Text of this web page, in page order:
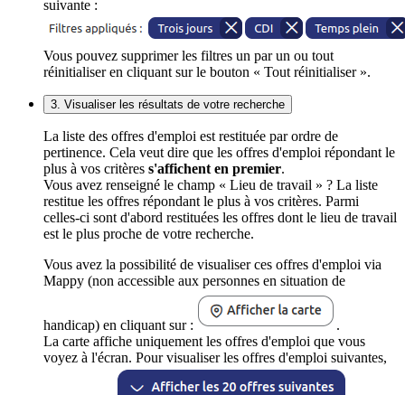
suivante :
Vous pouvez supprimer les filtres un par un ou tout
réinitialiser en cliquant sur le bouton « Tout réinitialiser ».
3. Visualiser les résultats de votre recherche
La liste des offres d'emploi est restituée par ordre de
pertinence. Cela veut dire que les offres d'emploi répondant le
plus à vos critères s'affichent en premier.
Vous avez renseigné le champ « Lieu de travail » ? La liste
restitue les offres répondant le plus à vos critères. Parmi
celles-ci sont d'abord restituées les offres dont le lieu de travail
est le plus proche de votre recherche.
Vous avez la possibilité de visualiser ces offres d'emploi via
Mappy (non accessible aux personnes en situation de
handicap) en cliquant sur :
.
La carte affiche uniquement les offres d'emploi que vous
voyez à l'écran. Pour visualiser les offres d'emploi suivantes,